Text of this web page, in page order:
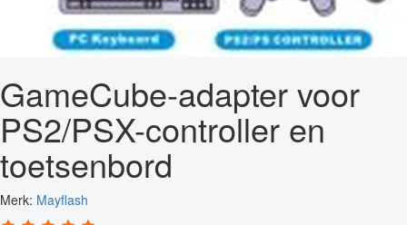
GameCube-adapter voor
PS2/PSX-controller en
toetsenbord
Merk: Mayflash